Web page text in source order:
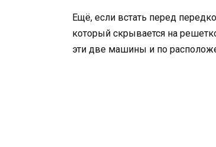
Ещё, если встать перед
который скрывается на
эти две машины и по